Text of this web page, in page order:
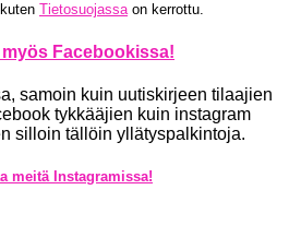
Tietosuojassaon kerrottu.
Facebookissa!
samoin kuin uutiskirjeen tilaajien
tykkääjien kuin instagram
silloin tällöin yllätyspalkintoja.
meitä Instagramissa!